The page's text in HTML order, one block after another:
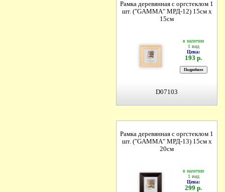
Рамка деревянная с оргстеклом 1
шт. ("GAMMA" МРД-12) 15см х
15см
в наличии
1 вид
Цена:
193 р.
D07103
Рамка деревянная с оргстеклом 1
шт. ("GAMMA" МРД-13) 15см х
20см
в наличии
1 вид
Цена:
299 р.